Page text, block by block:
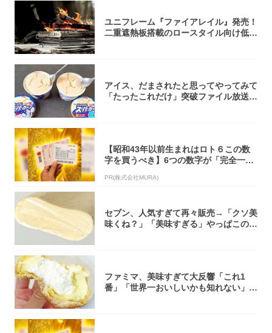
ユニフレーム『ファイアレイル』発売！
二重遮熱板搭載のロースタイル向け低型
アイス、だまされたと思ってやってみて
「たったこれだけ」突破ファイル放送で
【昭和43年以前生まれはロト６この数
字を買うべき】6つの数字が「完全一
PR(株式会社MURA)
セブン、人気すぎて再々販売→「クソ美
味くね？」「美味すぎる」やっぱこのク
ファミマ、美味すぎて大反響「これ1
番」「世界一おいしいかも知れない」